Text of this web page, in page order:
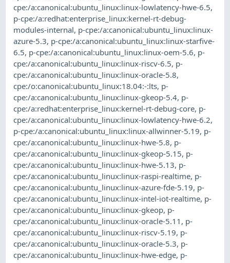
cpe:/a:canonical:ubuntu_linux:linux-lowlatency-hwe-6.5,
p-cpe:/a:redhat:enterprise_linux:kernel-rt-debug-
modules-internal, p-cpe:/a:canonical:ubuntu_linux:linux-
azure-5.3, p-cpe:/a:canonical:ubuntu_linux:linux-starfive-
6.5, p-cpe:/a:canonical:ubuntu_linux:linux-oem-5.6, p-
cpe:/a:canonical:ubuntu_linux:linux-riscv-6.5, p-
cpe:/a:canonical:ubuntu_linux:linux-oracle-5.8,
cpe:/o:canonical:ubuntu_linux:18.04:-:lts, p-
cpe:/a:canonical:ubuntu_linux:linux-gkeop-5.4, p-
cpe:/a:redhat:enterprise_linux:kernel-rt-debug-core, p-
cpe:/a:canonical:ubuntu_linux:linux-lowlatency-hwe-6.2,
p-cpe:/a:canonical:ubuntu_linux:linux-allwinner-5.19, p-
cpe:/a:canonical:ubuntu_linux:linux-hwe-5.8, p-
cpe:/a:canonical:ubuntu_linux:linux-gkeop-5.15, p-
cpe:/a:canonical:ubuntu_linux:linux-hwe-5.13, p-
cpe:/a:canonical:ubuntu_linux:linux-raspi-realtime, p-
cpe:/a:canonical:ubuntu_linux:linux-azure-fde-5.19, p-
cpe:/a:canonical:ubuntu_linux:linux-intel-iot-realtime, p-
cpe:/a:canonical:ubuntu_linux:linux-gkeop, p-
cpe:/a:canonical:ubuntu_linux:linux-oracle-5.11 , p-
cpe:/a:canonical:ubuntu_linux:linux-riscv-5.19, p-
cpe:/a:canonical:ubuntu_linux:linux-oracle-5.3, p-
cpe:/a:canonical:ubuntu_linux:linux-hwe-edge, p-